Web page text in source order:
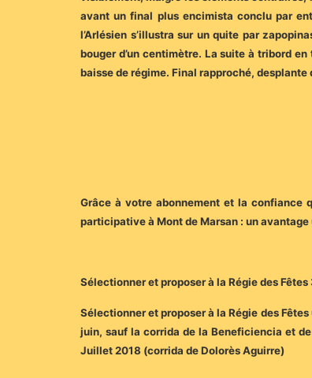
avant un final plus encimista conclu par
l’Arlésien s’illustra sur un quite par
bouger d’un centimètre. La suite à tribord
baisse de régime. Final rapproché,
Grâce à votre abonnement et la confiance
participative à Mont de Marsan : un
Sélectionner et proposer à la Régie des
Sélectionner et proposer à la Régie des
juin, sauf la corrida de la Beneficiencia et
Juillet 2018 (corrida de Dolorès Aguirre)